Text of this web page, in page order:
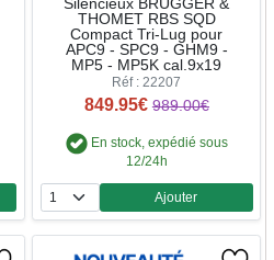
Silencieux BRUGGER &
THOMET RBS SQD
Compact Tri-Lug pour
APC9 - SPC9 - GHM9 -
MP5 - MP5K cal.9x19
Réf : 22207
849.95€ 989.00€
En stock, expédié sous
12/24h
Quantité
Ajouter